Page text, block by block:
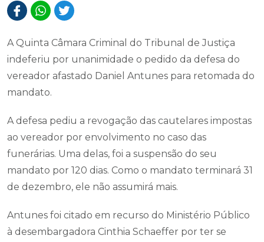
A Quinta Câmara Criminal do Tribunal de Justiça
indeferiu por unanimidade o pedido da defesa do
vereador afastado Daniel Antunes para retomada do
mandato.
A defesa pediu a revogação das cautelares impostas
ao vereador por envolvimento no caso das
funerárias. Uma delas, foi a suspensão do seu
mandato por 120 dias. Como o mandato terminará 31
de dezembro, ele não assumirá mais.
Antunes foi citado em recurso do Ministério Público
à desembargadora Cinthia Schaeffer por ter se